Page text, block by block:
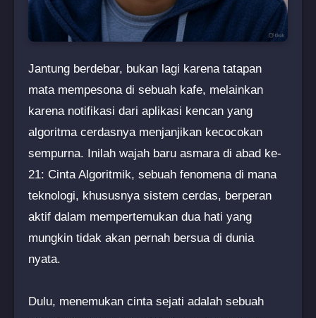
Jantung berdebar, bukan lagi karena tatapan
mata mempesona di sebuah kafe, melainkan
karena notifikasi dari aplikasi kencan yang
algoritma cerdasnya menjanjikan kecocokan
sempurna. Inilah wajah baru asmara di abad ke-
21: Cinta Algoritmik, sebuah fenomena di mana
teknologi, khususnya sistem cerdas, berperan
aktif dalam mempertemukan dua hati yang
mungkin tidak akan pernah bersua di dunia
nyata.
Dulu, menemukan cinta sejati adalah sebuah